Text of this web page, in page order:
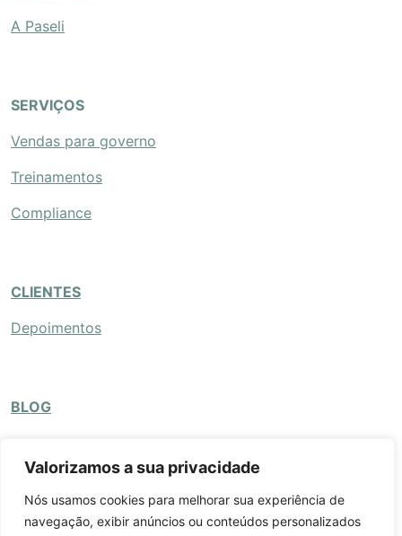
Valorizamos a sua privacidade
Nós usamos cookies para melhorar sua experiência de
navegação, exibir anúncios ou conteúdos personalizados
A Paseli
SERVIÇOS
Vendas para governo
Treinamentos
Compliance
CLIENTES
Depoimentos
BLOG
site por